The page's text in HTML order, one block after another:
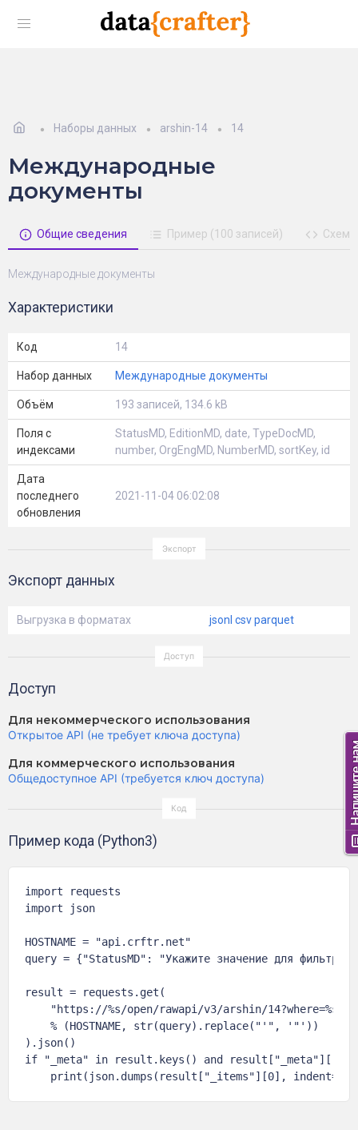
Наборы данных arshin-14 14
Международные
документы
Общие сведения Пример (100 записей) Схема
Международные документы
Характеристики
Код 14
Набор данных Международные документы
Объём 193 записей, 134.6 kB
Поля с
индексами
StatusMD, EditionMD, date, TypeDocMD,
number, OrgEngMD, NumberMD, sortKey, id
Дата
последнего
обновления
2021-11-04 06:02:08
Экспорт данных
Выгрузка в форматах jsonl csvparquet
Доступ
Для некоммерческого использования
Открытое API (не требует ключа доступа)
Для коммерческого использования
Общедоступное API (требуется ключ доступа)
Пример кода (Python3)
import requests
import json
HOSTNAME = "api.crftr.net"
query = {"StatusMD": "Укажите значение для фильтра"}
result = requests.get(
    "https://%s/open/rawapi/v3/arshin/14?where=%s"
    % (HOSTNAME, str(query).replace("'", '"'))
).json()
if "_meta" in result.keys() and
print(json.dumps(result["_items"][0], indent=4,